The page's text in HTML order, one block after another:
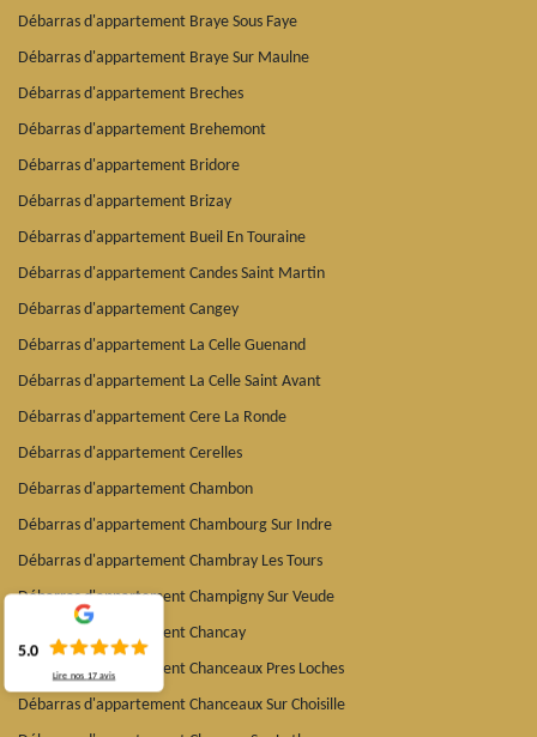
Débarras d'appartement Braye Sous Faye
Débarras d'appartement Braye Sur Maulne
Débarras d'appartement Breches
Débarras d'appartement Brehemont
Débarras d'appartement Bridore
Débarras d'appartement Brizay
Débarras d'appartement Bueil En Touraine
Débarras d'appartement Candes Saint Martin
Débarras d'appartement Cangey
Débarras d'appartement La Celle Guenand
Débarras d'appartement La Celle Saint Avant
Débarras d'appartement Cere La Ronde
Débarras d'appartement Cerelles
Débarras d'appartement Chambon
Débarras d'appartement Chambourg Sur Indre
Débarras d'appartement Chambray Les Tours
Débarras d'appartement Champigny Sur Veude
Débarras d'appartement Chancay
Débarras d'appartement Chanceaux Pres Loches
Débarras d'appartement Chanceaux Sur Choisille
5.0
Lire nos 17 avis